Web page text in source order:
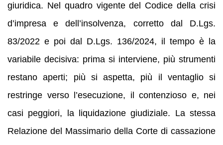
giuridica. Nel quadro vigente del Codice della crisi
d’impresa e dell’insolvenza, corretto dal D.Lgs.
83/2022 e poi dal D.Lgs. 136/2024, il tempo è la
variabile decisiva: prima si interviene, più strumenti
restano aperti; più si aspetta, più il ventaglio si
restringe verso l’esecuzione, il contenzioso e, nei
casi peggiori, la liquidazione giudiziale. La stessa
Relazione del Massimario della Corte di cassazione